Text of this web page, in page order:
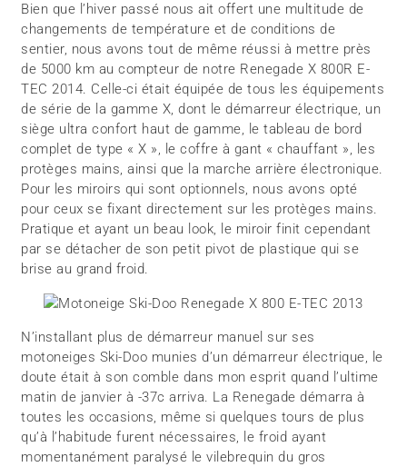
Bien que l’hiver passé nous ait offert une multitude de
changements de température et de conditions de
sentier, nous avons tout de même réussi à mettre près
de 5000 km au compteur de notre Renegade X 800R E-
TEC 2014. Celle-ci était équipée de tous les équipements
de série de la gamme X, dont le démarreur électrique, un
siège ultra confort haut de gamme, le tableau de bord
complet de type « X », le coffre à gant « chauffant », les
protèges mains, ainsi que la marche arrière électronique.
Pour les miroirs qui sont optionnels, nous avons opté
pour ceux se fixant directement sur les protèges mains.
Pratique et ayant un beau look, le miroir finit cependant
par se détacher de son petit pivot de plastique qui se
brise au grand froid.
N’installant plus de démarreur manuel sur ses
motoneiges Ski-Doo munies d’un démarreur électrique, le
doute était à son comble dans mon esprit quand l’ultime
matin de janvier à -37c arriva. La Renegade démarra à
toutes les occasions, même si quelques tours de plus
qu’à l’habitude furent nécessaires, le froid ayant
momentanément paralysé le vilebrequin du gros